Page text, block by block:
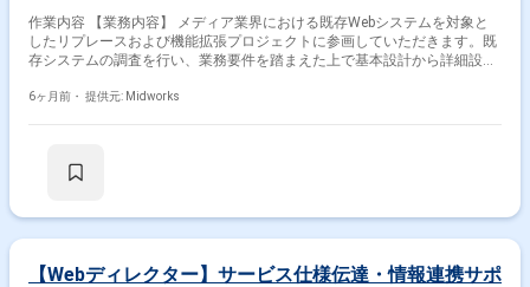
作業内容 【業務内容】 メディア業界における既存Webシステムを対象と
したリプレースおよび機能拡張プロジェクトに参画していただきます。既
存システムの調査を行い、業務要件を踏まえた上で基本設計から詳細設
Web画面の追加開発を中心に、保守性や拡張性を意識したフロントエンド
Web画面の追加開発 ・既存システムからのリプレース対応 ・単体テスト
6ヶ月前・ 提供元: Midworks
【Webディレクター】サービス仕様伝達・情報連携サポ